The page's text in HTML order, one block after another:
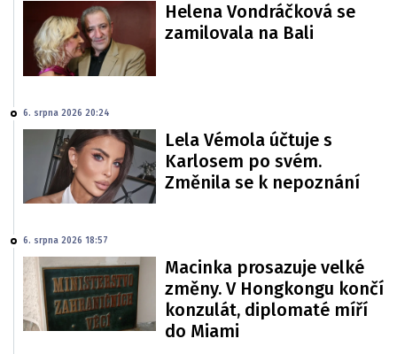
Helena Vondráčková se
zamilovala na Bali
6. srpna 2026 20:24
Lela Vémola účtuje s
Karlosem po svém.
Změnila se k nepoznání
6. srpna 2026 18:57
Macinka prosazuje velké
změny. V Hongkongu končí
konzulát, diplomaté míří
do Miami